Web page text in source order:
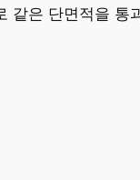
같은 단면적을 통